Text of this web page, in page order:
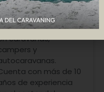
Valero
Valero, directora
especialista
caravanas,
y
con más de 10
de experiencia